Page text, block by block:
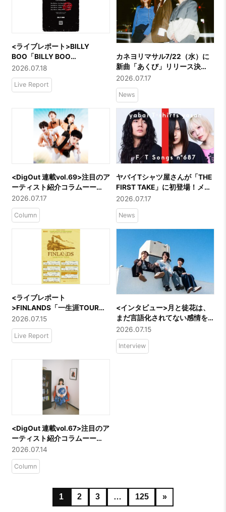
<ライブレポート>BILLY
BOO「BILLY BOO
“CATALYST tour 2026”」
@Shibuya WWW
2026.07.18
Live Report
カネヨリマサル7/22（水）に
新曲「あくび」リリース決
定！！21時よりMusic Video
のプレミア公開も決定！！主
演を務めるのは中山莉子（私
立恵比寿中学）
2026.07.17
News
​<DigOut 連載vol.69>注目のア
ーティスト紹介コラムーー
「カラコルムの山々」
2026.07.17
Column
ヤバイTシャツ屋さんが「THE
FIRST TAKE」に初登場！メジ
ャーデビュー10周年イヤーを
迎える彼らが総再生回数1.3億
回超の代表曲「ハッピーウェ
ディング前ソング」を一発撮
りでパフォーマンス！
2026.07.17
News
<ライブレポート
>FINLANDS「一生涯TOUR」
＠東京・恵比寿LIQUIDROOM
2026.07.15
Live Report
<インタビュー>月と徒花は、
まだ言語化されてない感情を
歌う――「熱り」バイラルヒ
ットの先、東京での新章へ
2026.07.15
Interview
<DigOut 連載vol.67>注目のア
ーティスト紹介コラムーー
「山田萌」
2026.07.14
Column
1 2 3 … 125 »